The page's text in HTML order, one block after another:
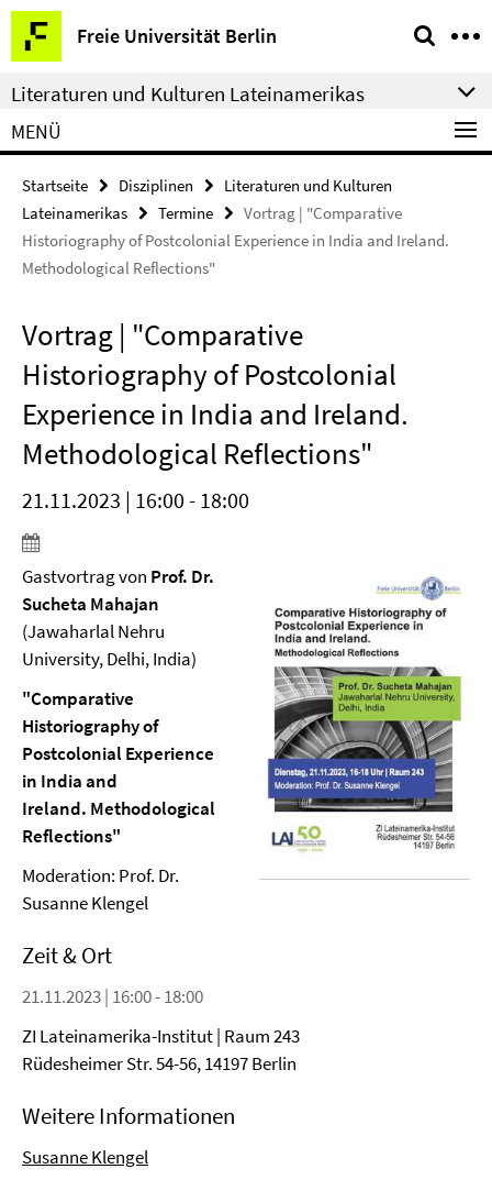
Springe
direkt
zu
Inhalt
Freie Universität Berlin
Service-
Navigation
Literaturen und Kulturen Lateinamerikas
MENÜ
Startseite Disziplinen
Literaturen und Kulturen
Lateinamerikas
Termine
Vortrag | "Comparative
Historiography of Postcolonial Experience in India and Ireland.
Methodological Reflections"
Vortrag | "Comparative
Historiography of Postcolonial
Experience in India and Ireland.
Methodological Reflections"
21.11.2023 | 16:00 - 18:00
Gastvortrag von Prof. Dr.
Sucheta Mahajan
(Jawaharlal Nehru
University, Delhi, India)
"Comparative
Historiography of
Postcolonial Experience
in India and
Ireland. Methodological
Reflections"
Moderation: Prof. Dr.
Susanne Klengel
Zeit & Ort
21.11.2023 | 16:00 - 18:00
ZI Lateinamerika-Institut | Raum 243
Rüdesheimer Str. 54-56, 14197 Berlin
Weitere Informationen
Susanne Klengel